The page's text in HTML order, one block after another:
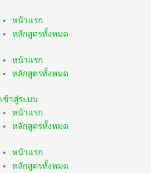
to
content
หน้าแรก
หลักสูตรทั้งหมด
หน้าแรก
หลักสูตรทั้งหมด
เข้าสู่ระบบ
หน้าแรก
หลักสูตรทั้งหมด
หน้าแรก
หลักสูตรทั้งหมด